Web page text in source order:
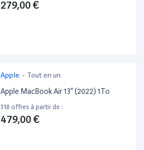
279,00 €
Apple - Tout en un
Apple MacBook Air 13” (2022) 1To
318 offres à partir de :
479,00 €